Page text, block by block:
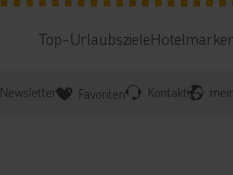
Top-Urlaubsziele
Newsletter Favoriten Kontakt